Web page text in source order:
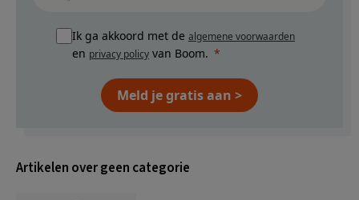
Ik ga akkoord met de algemene voorwaarden
en privacy policy van Boom.
Meld je gratis aan >
Artikelen over geen categorie